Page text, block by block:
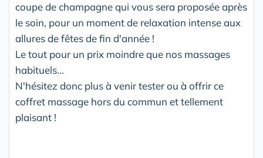
coupe de champagne qui vous sera proposée après
le soin, pour un moment de relaxation intense aux
allures de fêtes de fin d'année !
Le tout pour un prix moindre que nos massages
habituels...
N'hésitez donc plus à venir tester ou à offrir ce
coffret massage hors du commun et tellement
plaisant !